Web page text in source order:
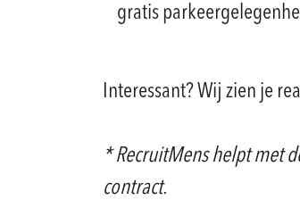
gratis
Interessant? Wij zien je
* RecruitMens helpt met
contract.